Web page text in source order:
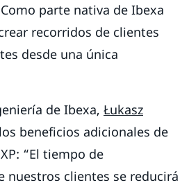
parte nativa de Ibexa
recorridos de clientes
desde una única
de Ibexa, Łukasz
beneficios adicionales de
“El tiempo de
nuestros clientes se reducirá